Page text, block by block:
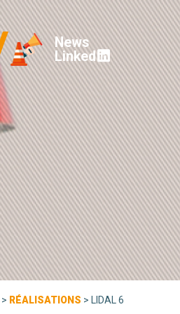
News
Linked
> RÉALISATIONS > LIDAL 6